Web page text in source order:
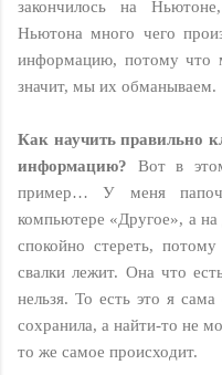
закончилось на
Ньютона много чего
информацию, потому что
значит, мы их обманываем.
Как научить правильно
информацию? Вот в
пример… У меня
компьютере «Другое», а
спокойно стереть,
свалки лежит. Она что
нельзя. То есть это я
сохранила, а найти-то не
то же самое происходит.